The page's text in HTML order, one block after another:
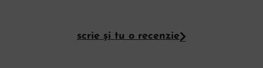
scrie și tu o recenzie